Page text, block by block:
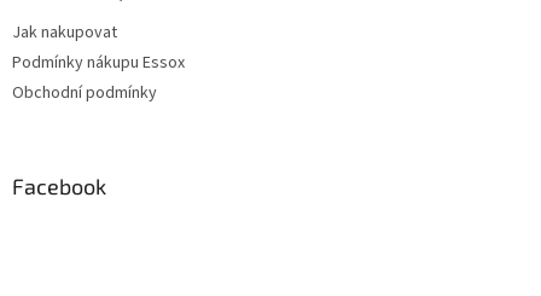
Jak nakupovat
Podmínky nákupu Essox
Obchodní podmínky
Facebook